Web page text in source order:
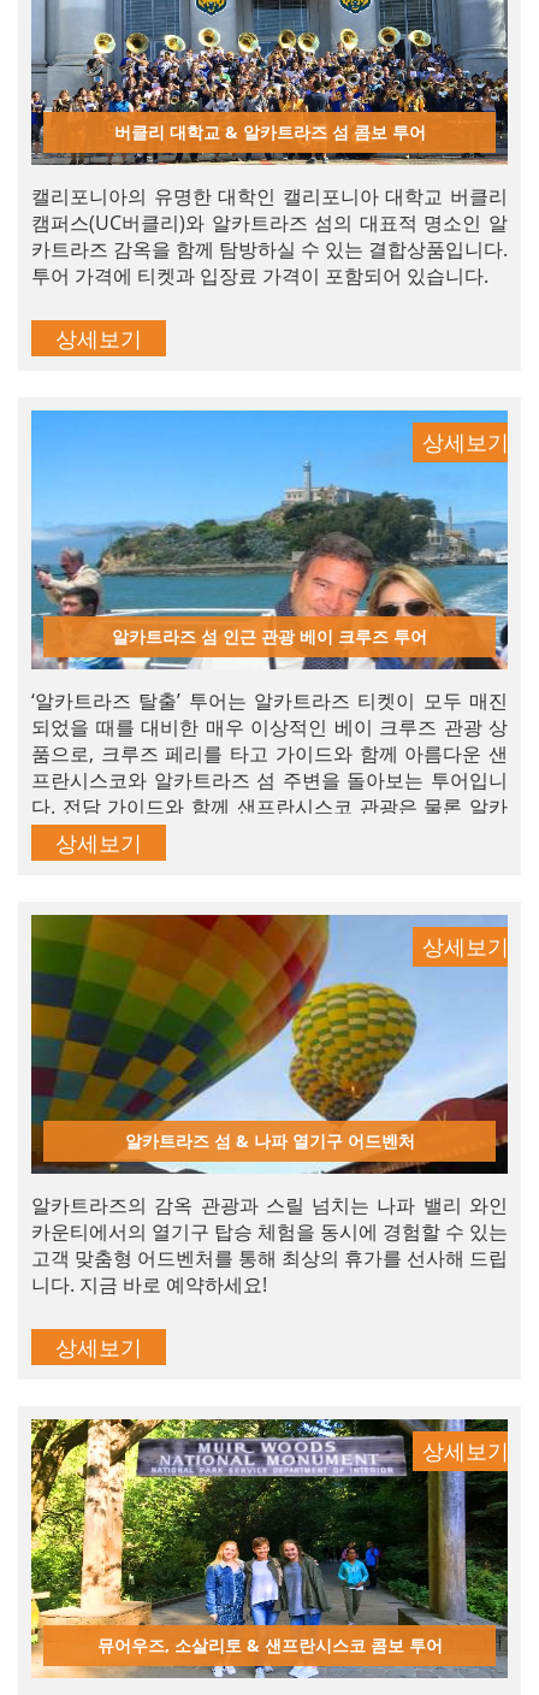
버클리 대학교 & 알카트라즈 섬 콤보 투어
캘리포니아의 유명한 대학인 캘리포니아 대학교 버클리
캠퍼스(UC버클리)와 알카트라즈 섬의 대표적 명소인 알
카트라즈 감옥을 함께 탐방하실 수 있는 결합상품입니다.
투어 가격에 티켓과 입장료 가격이 포함되어 있습니다.
상세보기
상세보기
알카트라즈 섬 인근 관광 베이 크루즈 투어
‘알카트라즈 탈출’ 투어는 알카트라즈 티켓이 모두 매진
되었을 때를 대비한 매우 이상적인 베이 크루즈 관광 상
품으로, 크루즈 페리를 타고 가이드와 함께 아름다운 샌
프란시스코와 알카트라즈 섬 주변을 돌아보는 투어입니
다. 전담 가이드와 함께 샌프란시스코 관광은 물론 알카
트라즈 섬 인근과 금문교 아래를 둘러보는 6시간 동안의
맞춤형 어드벤처 콤보 투어를 지금 예약하세요. 샌프란시
상세보기
상세보기
알카트라즈 섬 & 나파 열기구 어드벤처
알카트라즈의 감옥 관광과 스릴 넘치는 나파 밸리 와인
카운티에서의 열기구 탑승 체험을 동시에 경험할 수 있는
고객 맞춤형 어드벤처를 통해 최상의 휴가를 선사해 드립
니다. 지금 바로 예약하세요!
상세보기
상세보기
뮤어우즈, 소살리토 & 샌프란시스코 콤보 투어